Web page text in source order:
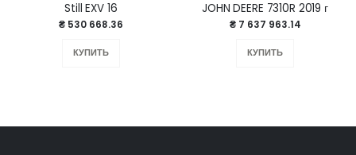
Still EXV 16
₴ 530 668.36
КУПИТЬ
JOHN DEERE 7310R 2019 г
₴ 7 637 963.14
КУПИТЬ